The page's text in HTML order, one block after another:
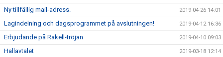
Ny tillfällig mail-adress. 2019-04-26 14:01
Lagindelning och dagsprogrammet på avslutningen! 2019-04-12 16:36
Erbjudande på Rakell-tröjan 2019-04-10 09:03
Hallavtalet 2019-03-18 12:14